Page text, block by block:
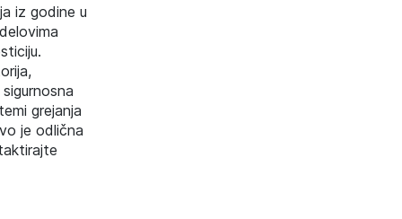
iz godine u
grejanja
je odlična